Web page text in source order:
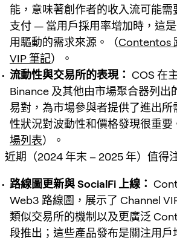
能，意味著創作者的收入流可能需
支付 — 當用戶採用率增加時，這
用驅動的需求來源。（Contentos
VIP 筆記）。
流動性與交易所的表現： COS 在
Binance 及其他由市場聚合器列出
易對，為市場參與者提供了進出
性狀況對波動性和價格發現很重要
場列表）。
近期（2024 年末 – 2025 年）值得
路線圖更新與 SocialFi 上線：
Web3 路線圖，展示了 Channel
類似交易所的機制以及更廣泛
段推出；這些產品發布是關注用戶